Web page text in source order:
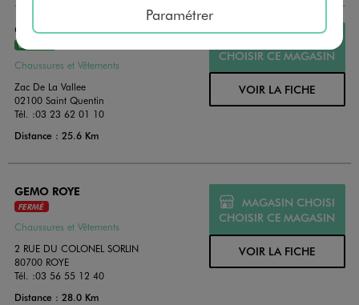
GEMO ST QUENTIN
OUVERT
Chaussures et Vêtements
Zac De La Vallee
02100 Saint Quentin
Tél. :03 23 62 01 10
Distance : 25.6 Km
CHOISIR CE MAGASIN
VOIR LA FICHE
GEMO ROYE
FERMÉ
Chaussures et Vêtements
2 RUE DU COLONEL SORLIN
80700 ROYE
Tél. :03 56 55 12 40
Distance : 28.0 Km
MAGASIN CHOISI
CHOISIR CE MAGASIN
VOIR LA FICHE
Paramétrer